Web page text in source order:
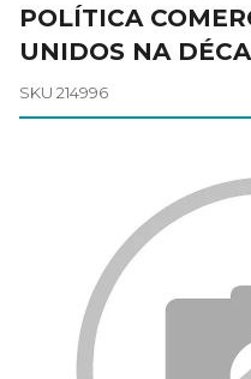
POLÍTICA
UNIDOS NA
SKU 214996